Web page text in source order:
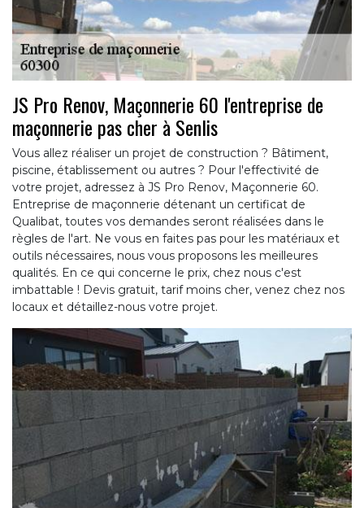
JS Pro Renov, Maçonnerie 60 l'entreprise de
maçonnerie pas cher à Senlis
Vous allez réaliser un projet de construction ? Bâtiment,
piscine, établissement ou autres ? Pour l'effectivité de
votre projet, adressez à JS Pro Renov, Maçonnerie 60.
Entreprise de maçonnerie détenant un certificat de
Qualibat, toutes vos demandes seront réalisées dans le
règles de l'art. Ne vous en faites pas pour les matériaux et
outils nécessaires, nous vous proposons les meilleures
qualités. En ce qui concerne le prix, chez nous c'est
imbattable ! Devis gratuit, tarif moins cher, venez chez nos
locaux et détaillez-nous votre projet.